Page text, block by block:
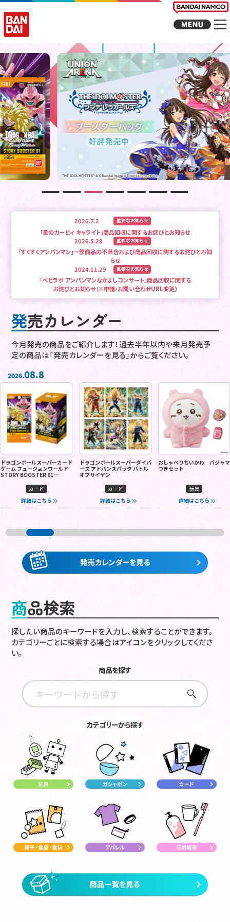
2026.7.2 重要なお知らせ
「星のカービィ キャライト」商品回収に関するお詫びとお知らせ
2026.5.28
重要なお知らせ
「すくすくアンパンマン」一部商品の不具合および商品回収に関するお詫びとお知
らせ
2024.11.29
重要なお知らせ
「ベビラボ アンパンマンなかよしコンサート」商品回収に関する
お詫びとお知らせ（※申請・お問い合わせURL変更）
発売カレンダー
今月発売の商品をご紹介します！過去半年以内や来月発売予
定の商品は「発売カレンダーを見る」からご覧ください。
2026.08.8
ドラゴンボールスーパーカード
ゲーム フュージョンワールド
STORY BOOSTER 01
カード
詳細はこちら
ドラゴンボールスーパーダイバ
ーズ アドバンスパック バトル
オブサイヤン
カード
詳細はこちら
おしゃべりちいかわ パジャマ
つきセット
玩具
詳細はこちら
商品検索
探したい商品のキーワードを入力し、検索することができます。
カテゴリーごとに検索する場合はアイコンをクリックしてくださ
い。
商品を探す
さがす
カテゴリーから探す